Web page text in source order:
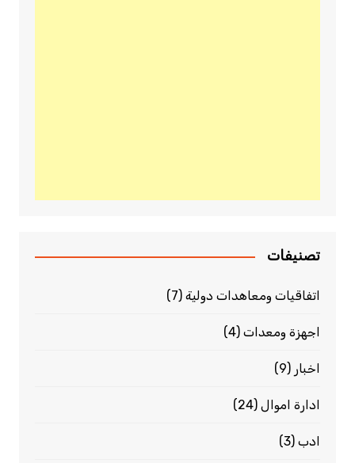
تصنيفات
اتفاقيات ومعاهدات دولية(7)
اجهزة ومعدات(4)
اخبار (9)
ادارة اموال(24)
ادب(3)